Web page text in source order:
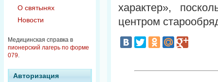
О святынях
Новости
Медицинская справка в
пионерский лагерь по форме
079.
Авторизация
характер»,
центром